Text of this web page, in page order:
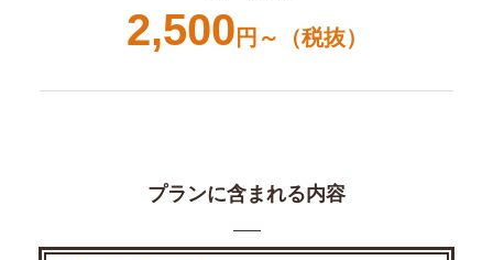
2,500 円～（税抜）
プランに含まれる内容